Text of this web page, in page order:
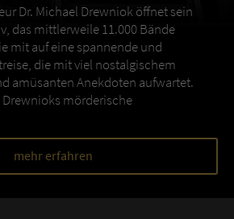
Dr. Michael Drewniok öffnet sein
das mittlerweile 11.000 Bände
mit auf eine spannende und
die mit viel nostalgischem
amüsanten Anekdoten aufwartet.
mörderische
mehr erfahren